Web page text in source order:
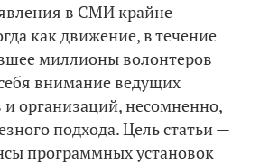
в СМИ крайне
как движение, в течение
миллионы волонтеров
внимание ведущих
организаций, несомненно,
подхода. Цель статьи —
программных установок